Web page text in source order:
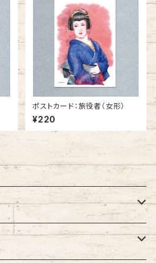
ポストカード：旅役者（女形）
¥220